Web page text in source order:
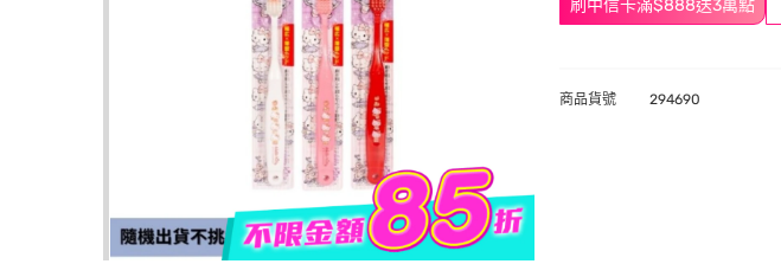
刷中信卡滿$888送3萬點
商品貨號 294690